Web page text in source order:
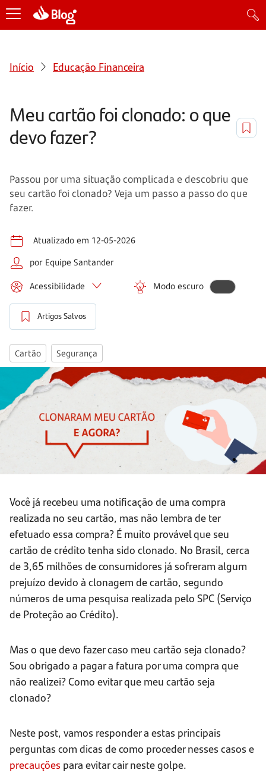
Início Educação Financeira
Meu cartão foi clonado: o que
devo fazer?
Passou por uma situação complicada e descobriu que
seu cartão foi clonado? Veja um passo a passo do que
fazer.
Atualizado em 12-05-2026
por Equipe Santander
Acessibilidade Modo escuro
Artigos Salvos
Cartão Segurança
Você já recebeu uma notificação de uma compra
realizada no seu cartão, mas não lembra de ter
efetuado essa compra? É muito provável que seu
cartão de crédito tenha sido clonado. No Brasil, cerca
de 3,65 milhões de consumidores já sofreram algum
prejuízo devido à clonagem de cartão, segundo
números de uma pesquisa realizada pelo SPC (Serviço
de Proteção ao Crédito).
Mas o que devo fazer caso meu cartão seja clonado?
Sou obrigado a pagar a fatura por uma compra que
não realizei? Como evitar que meu cartão seja
clonado?
Neste post, vamos responder a estas principais
perguntas com dicas de como proceder nesses casos e
precauções para evitar cair neste golpe.